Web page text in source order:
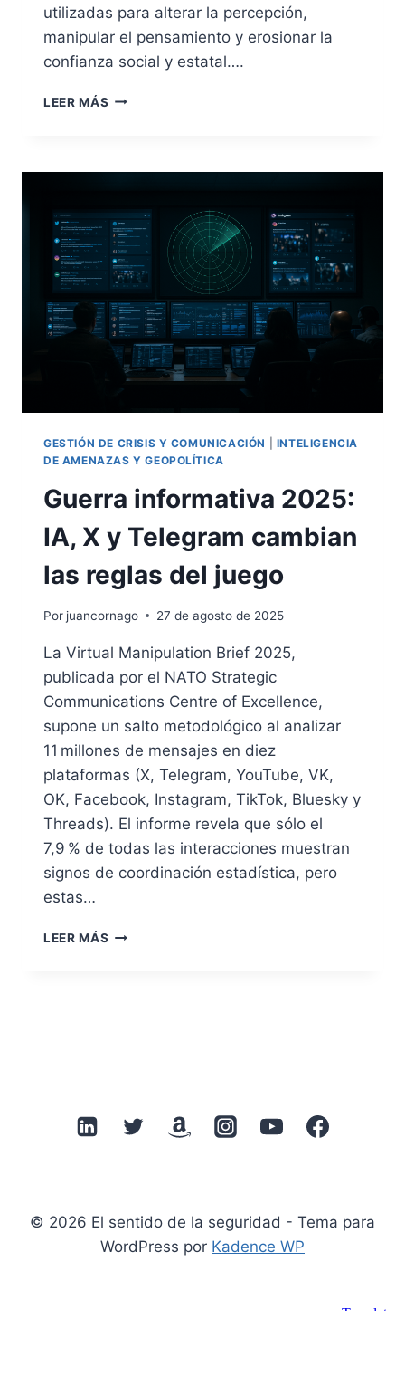
utilizadas para alterar la percepción,
manipular el pensamiento y erosionar la
confianza social y estatal….
LEER MÁS ARMAS
TÉCNICAS,
Y
PODER
BLANDO
EN
LA
ERA
DE
LA
DESINFORMACIÓN
GESTIÓN DE CRISIS Y COMUNICACIÓN
INTELIGENCIA
DE AMENAZAS Y GEOPOLÍTICA
Guerra informativa 2025:
IA, X y Telegram cambian
las reglas del juego
Por juancornago 27 de agosto de 2025
La Virtual Manipulation Brief 2025,
publicada por el NATO Strategic
Communications Centre of Excellence,
supone un salto metodológico al analizar
11 millones de mensajes en diez
plataformas (X, Telegram, YouTube, VK,
OK, Facebook, Instagram, TikTok, Bluesky y
Threads). El informe revela que sólo el
7,9 % de todas las interacciones muestran
signos de coordinación estadística, pero
estas…
LEER MÁS GUERRA
DEL
© 2026 El sentido de la seguridad - Tema para
WordPress por Kadence WP